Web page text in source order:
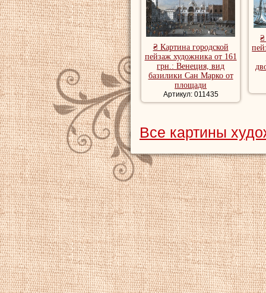
₴ Картина городской
пейзаж художника от 161
грн.: Венеция, вид
базилики Сан Марко от
площади
Артикул: 011435
₴
Все картины